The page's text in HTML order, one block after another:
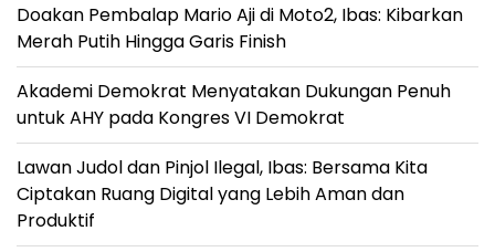
Doakan Pembalap Mario Aji di Moto2, Ibas: Kibarkan
Merah Putih Hingga Garis Finish
Akademi Demokrat Menyatakan Dukungan Penuh
untuk AHY pada Kongres VI Demokrat
Lawan Judol dan Pinjol Ilegal, Ibas: Bersama Kita
Ciptakan Ruang Digital yang Lebih Aman dan
Produktif